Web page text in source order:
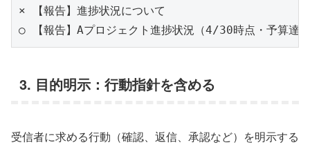
× 【報告】進捗状況について
3. 目的明示：行動指針を含める
受信者に求める行動（確認、返信、承認など）を明示する